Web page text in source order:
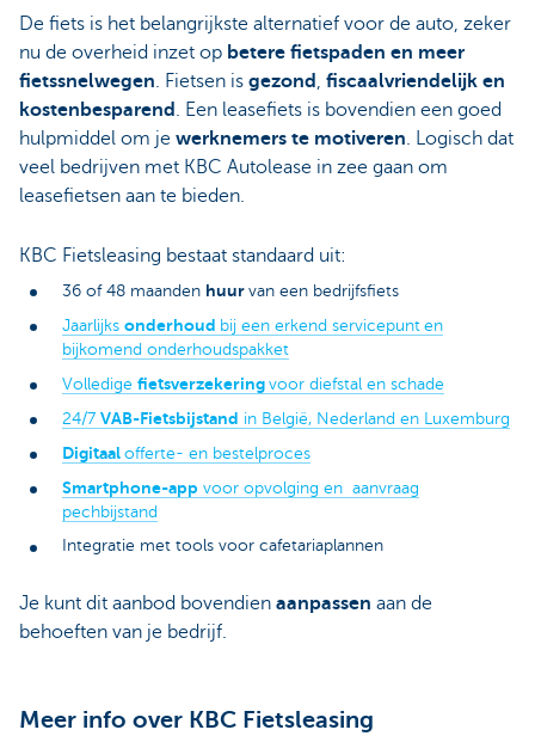
De fiets is het belangrijkste alternatief voor de auto, zeker
nu de overheid inzet op betere fietspaden en meer
fietssnelwegen. Fietsen is gezond , fiscaalvriendelijk en
kostenbesparend . Een leasefiets is bovendien een goed
hulpmiddel om je werknemers te motiveren. Logisch dat
veel bedrijven met KBC Autolease in zee gaan om
leasefietsen aan te bieden.
KBC Fietsleasing bestaat standaard uit:
36 of 48 maanden huur van een bedrijfsfiets
Jaarlijks onderhoud bij een erkend servicepunt en
bijkomend onderhoudspakket
Volledige fietsverzekering voor diefstal en schade
24/7 VAB-Fietsbijstand in België, Nederland en Luxemburg
Digitaal offerte- en bestelproces
Smartphone-app voor opvolging en aanvraag
pechbijstand
Integratie met tools voor cafetariaplannen
Je kunt dit aanbod bovendien aanpassen aan de
behoeften van je bedrijf.
Meer info over KBC Fietsleasing